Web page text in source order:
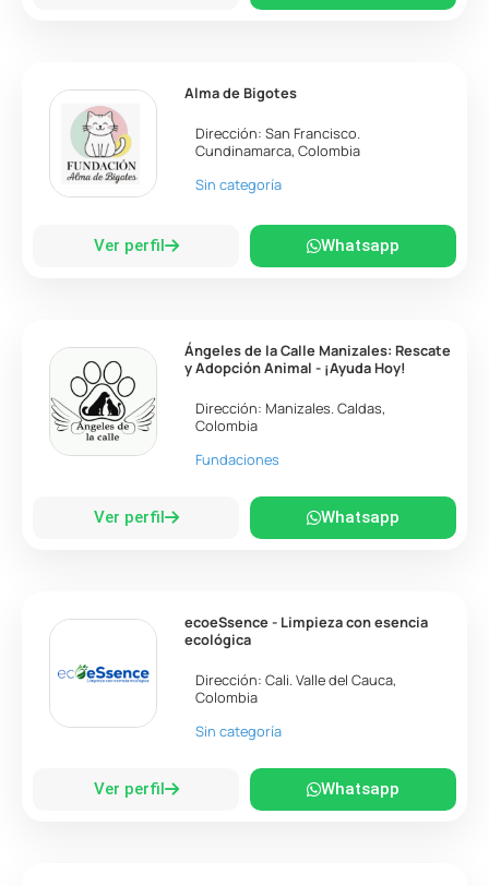
Alma de Bigotes
Dirección:San Francisco.
Cundinamarca,Colombia
Sin categoría
Ver perfil Whatsapp
Ángeles de la Calle Manizales: Rescate
y Adopción Animal - ¡Ayuda Hoy!
Dirección: Manizales.Caldas,
Colombia
Fundaciones
Ver perfil Whatsapp
ecoeSsence - Limpieza con esencia
ecológica
Dirección:Cali.Valle del Cauca,
Colombia
Sin categoría
Ver perfil Whatsapp